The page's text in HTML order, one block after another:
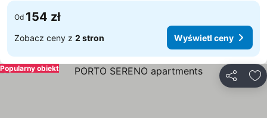
Od 154 zł
Zobacz ceny z 2 stron Wyświetl ceny
Popularny obiekt